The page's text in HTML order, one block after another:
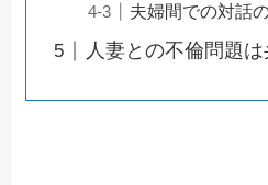
夫婦間での対話
人妻との不倫問題